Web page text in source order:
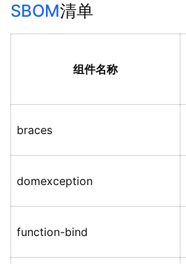
SBOM清单
组件名称
braces
domexception
function-bind